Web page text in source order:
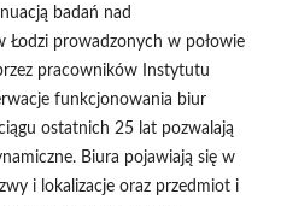
badań nad
Łodzi prowadzonych w połowie
pracowników Instytutu
funkcjonowania biur
ostatnich 25 lat pozwalają
Biura pojawiają się w
i lokalizacje oraz przedmiot i